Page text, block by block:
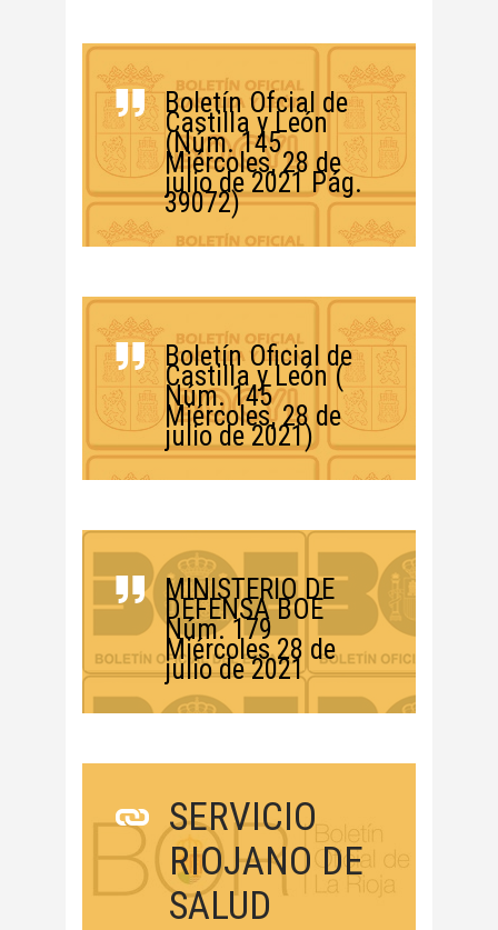
Boletín Ofcial de
Castilla y León
(Núm. 145
Miércoles, 28 de
julio de 2021 Pág.
39072)
Boletín Oficial de
Castilla y León (
Núm. 145
Miércoles, 28 de
julio de 2021)
MINISTERIO DE
DEFENSA BOE
Núm. 179
Miércoles 28 de
julio de 2021
SERVICIO
RIOJANO DE
SALUD